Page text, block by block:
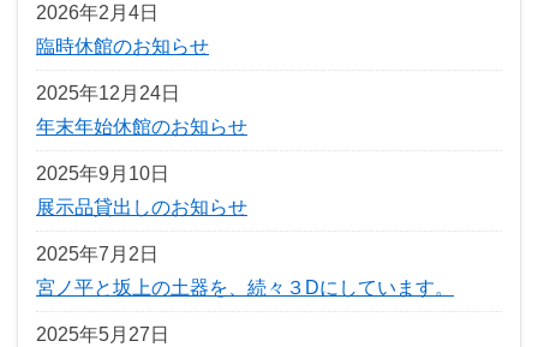
2026年2月4日
臨時休館のお知らせ
2025年12月24日
年末年始休館のお知らせ
2025年9月10日
展示品貸出しのお知らせ
2025年7月2日
宮ノ平と坂上の土器を、続々３Dにしています。
2025年5月27日